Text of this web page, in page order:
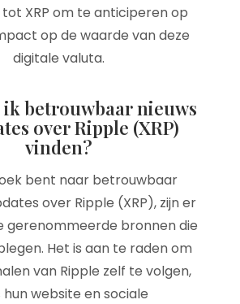
XRP om te anticiperen op
op de waarde van deze
digitale valuta.
ik betrouwbaar nieuws
over Ripple (XRP)
vinden?
bent naar betrouwbaar
over Ripple (XRP), zijn er
gerenommeerde bronnen die
Het is aan te raden om
van Ripple zelf te volgen,
hun website en sociale